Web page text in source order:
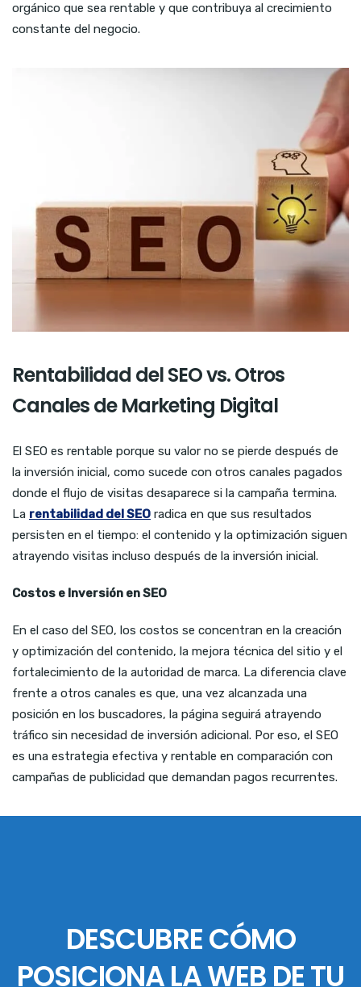
orgánico que sea rentable y que contribuya al crecimiento
constante del negocio.
Rentabilidad del SEO vs. Otros
Canales de Marketing Digital
El SEO es rentable porque su valor no se pierde después de
la inversión inicial, como sucede con otros canales pagados
donde el flujo de visitas desaparece si la campaña termina.
La rentabilidad del SEO radica en que sus resultados
persisten en el tiempo: el contenido y la optimización siguen
atrayendo visitas incluso después de la inversión inicial.
Costos e Inversión en SEO
En el caso del SEO, los costos se concentran en la creación
y optimización del contenido, la mejora técnica del sitio y el
fortalecimiento de la autoridad de marca. La diferencia clave
frente a otros canales es que, una vez alcanzada una
posición en los buscadores, la página seguirá atrayendo
tráfico sin necesidad de inversión adicional. Por eso, el SEO
es una estrategia efectiva y rentable en comparación con
campañas de publicidad que demandan pagos recurrentes.
DESCUBRE CÓMO
POSICIONA LA WEB DE TU